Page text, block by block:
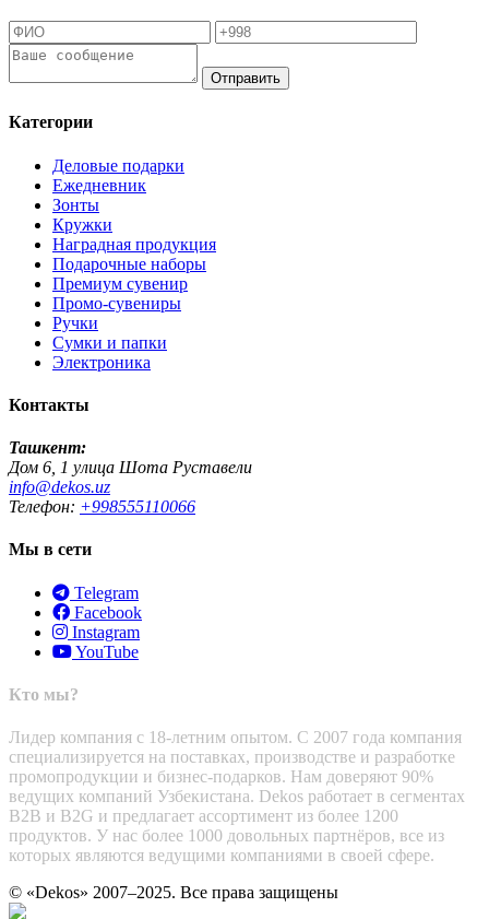
Отправить
Категории
Деловые подарки
Ежедневник
Зонты
Кружки
Наградная продукция
Подарочные наборы
Премиум сувенир
Промо-сувениры
Ручки
Сумки и папки
Электроника
Контакты
Ташкент:
Дом 6, 1 улица Шота Руставели
info@dekos.uz
Телефон: +998555110066
Мы в сети
Telegram
Facebook
Instagram
YouTube
Кто мы?
Лидер компания с 18-летним опытом. С 2007 года компания
специализируется на поставках, производстве и разработке
промопродукции и бизнес-подарков. Нам доверяют 90%
ведущих компаний Узбекистана. Dekos работает в сегментах
B2B и B2G и предлагает ассортимент из более 1200
продуктов. У нас более 1000 довольных партнёров, все из
которых являются ведущими компаниями в своей сфере.
© «Dekos» 2007–2025. Все права защищены